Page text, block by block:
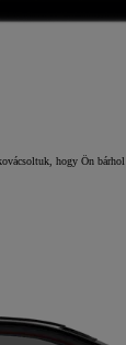
hogy Ön bárhol